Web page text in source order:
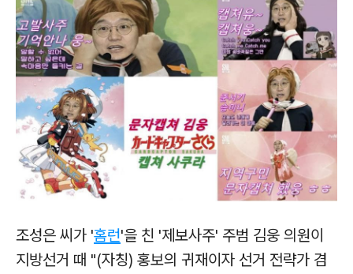
조성은 씨가 '홈런'을 친 '제보사주' 주범 김웅 의원이
지방선거 때 "(자칭) 홍보의 귀재이자 선거 전략가 겸